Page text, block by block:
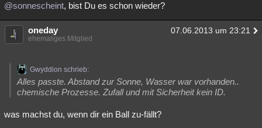
@sonnescheint, bist Du es schon wieder?
oneday 07.06.2013 um 23:21
ehemaliges Mitglied
Gwyddion schrieb:
Alles passte. Abstand zur Sonne, Wasser war vorhanden..
chemische Prozesse. Zufall und mit Sicherheit kein ID.
was machst du, wenn dir ein Ball zu-fällt?